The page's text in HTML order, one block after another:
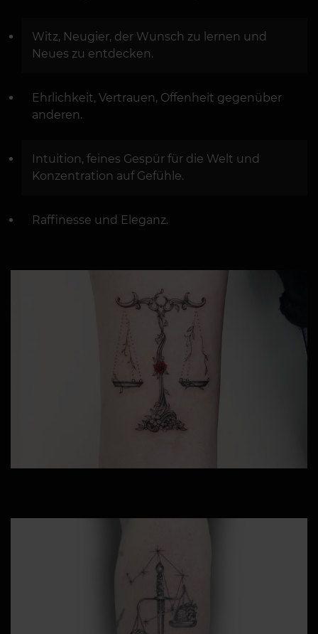
Witz, Neugier, der Wunsch zu lernen und
Neues zu entdecken.
Ehrlichkeit, Vertrauen, Offenheit gegenüber
anderen.
Intuition, feines Gespür für die Welt und
Konzentration auf Gefühle.
Raffinesse und Eleganz.